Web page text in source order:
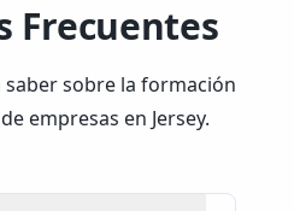
Frecuentes
saber sobre la formación
empresas en Jersey.